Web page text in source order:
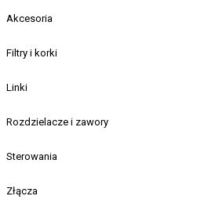
Akcesoria
Filtry i korki
Linki
Rozdzielacze i zawory
Sterowania
Złącza